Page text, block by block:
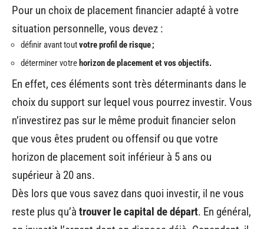
Pour un choix de placement financier adapté à votre
situation personnelle, vous devez :
définir avant toutvotre profil de risque ;
déterminer votre horizon de placement et vos objectifs.
En effet, ces éléments sont très déterminants dans le
choix du support sur lequel vous pourrez investir. Vous
n’investirez pas sur le même produit financier selon
que vous êtes prudent ou offensif ou que votre
horizon de placement soit inférieur à 5 ans ou
supérieur à 20 ans.
Dès lors que vous savez dans quoi investir, il ne vous
reste plus qu’à trouver le capital de départ. En général,